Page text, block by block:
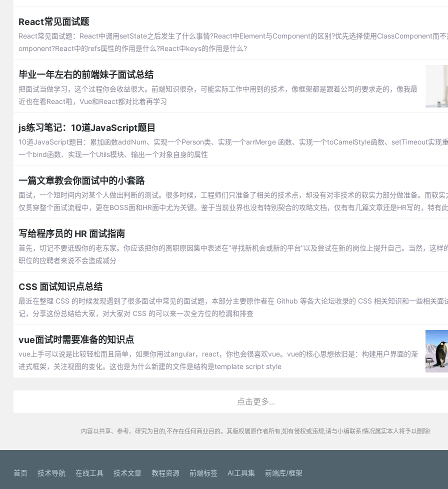
React常见面试题
React常见面试题：React中调用setState之后发生了什么事情?React中Element与Component的区别?优先选择使用ClassComponent而
omponent?React中的refs属性的作用是什么?React中keys的作用是什么?
毕业一年左右的前端妹子面试总结
把面试当做学习，这个过程你会收益很大。前端知识很杂，可能实际工作中用到的技术，像框架都是跟着公司的要求走的，像我最
近也在看React啦，Vue和React都对比着再学习
js练习笔记：10道JavaScript题目
10道JavaScript题目：累加函数addNum、实现一个Person类、实现一个arrMerge 函数、实现一个toCamelStyle函数、setTimeout实现
一个bind函数、实现一个Utils模块、输出一个对象自身的属性
一篇文章教会你面试中的小套路
面试，一个短时间内对某个人做出判断的测试。很多时候，工程师们只准备了相关的技术点，却没有对非技术的软实力部分做准备。而软实
仅贯穿整个面试流程中，更在BOSS面和HR面中尤为关键。鉴于当前业界也没有特别契合的攻略文档，仅有有几篇文章还是HR写的，特有
写给程序员的 HR 面试指南
首先，切记不要诋毁你的老东家。你应该把你的离职原因集中表述在“寻找新机会或新的平台”以及尝试在新的岗位上提升自己。当然，这样
职位的应聘者来说不会造成减分
CSS 面试知识点总结
最近在整理 CSS 的时候发现遇到了很多面试中常见的面试题，本部分主要原作者在 Github 等各大论坛收录的 CSS 相关知识和一些相关面
记，分享这份总结给大家，对大家对 CSS 的可以来一次全方位的检漏和排查
vue面试时需要准备的知识点
vue上手可以说是比较轻松而且简单，如果你用过angular，react，你也会很喜欢vue。vue的核心思想依旧是：构建用户界面的渐
进式框架，关注视图的变化。这也是为什么新建的文件是结构是template script style
点击更多...
内容以共享、参考、研究为目的,不存在任何商业目的。其版权属原作者所有,如有侵权或违规,请与小编联系!情况属实本人将予以删除!
首页 技术导航 在线工具 技术文章 教程资源 前端标签 AI工具集 前端库/框架